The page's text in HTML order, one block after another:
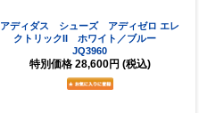
アディダス シューズ アディゼロ エレ
クトリックII ホワイト／ブルー
JQ3960
特別価格 28,600円 (税込)